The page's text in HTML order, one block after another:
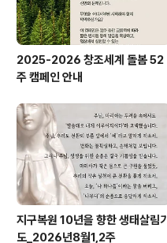
2025-2026 창조세계 돌봄 52
주 캠페인 안내
지구복원 10년을 향한 생태살림기
도_2026년8월1,2주